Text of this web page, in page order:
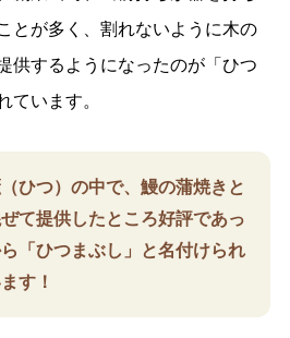
とが多く、割れないように木の
供するようになったのが「ひつ
ています。
ひつ）の中で、鰻の蒲焼きと
て提供したところ好評であっ
「ひつまぶし」と名付けられ
す！